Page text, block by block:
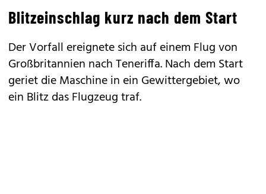
Blitzeinschlag kurz nach dem Start
Der Vorfall ereignete sich auf einem Flug von
Großbritannien nach Teneriffa. Nach dem Start
geriet die Maschine in ein Gewittergebiet, wo
ein Blitz das Flugzeug traf.